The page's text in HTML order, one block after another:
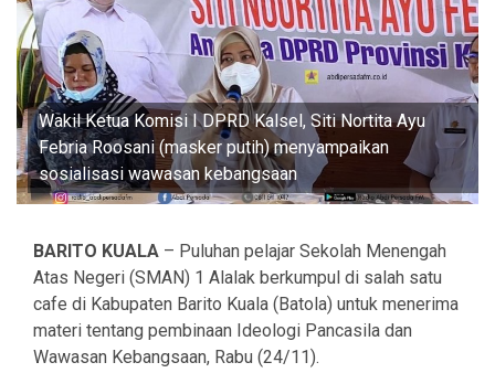
Wakil Ketua Komisi I DPRD Kalsel, Siti Nortita Ayu
Febria Roosani (masker putih) menyampaikan
sosialisasi wawasan kebangsaan
BARITO KUALA – Puluhan pelajar Sekolah Menengah
Atas Negeri (SMAN) 1 Alalak berkumpul di salah satu
cafe di Kabupaten Barito Kuala (Batola) untuk menerima
materi tentang pembinaan Ideologi Pancasila dan
Wawasan Kebangsaan, Rabu (24/11).